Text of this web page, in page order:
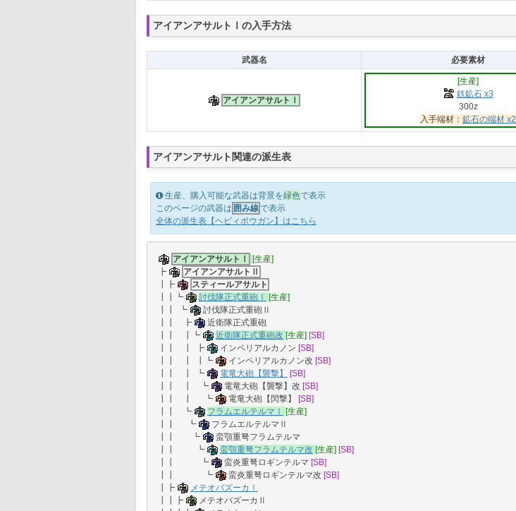
アイアンアサルトⅠの入手方法
武器名 必要素材
アイアンアサルトⅠ
[生産]
鉄鉱石 x3
300z
入手端材： 鉱石の端材 x2
アイアンアサルト関連の派生表
生産、購入可能な武器は背景を緑色で表示
このページの武器は 囲み線で表示
全体の派生表【ヘビィボウガン】はこちら
アイアンアサルトⅠ
[生産]
┣
アイアンアサルトⅡ
┃┣
スティールアサルト
┃┃┗
討伐隊正式重砲Ⅰ
[生産]
┃┃ ┗
討伐隊正式重砲Ⅱ
┃┃ ┣
近衛隊正式重砲
┃┃ ┃┗
近衛隊正式重砲改 [生産] [SB]
┃┃ ┃ ┣
インペリアルカノン [SB]
┃┃ ┃ ┃┗
インペリアルカノン改 [SB]
┃┃ ┃ ┗
電竜大砲【襲撃】
[SB]
┃┃ ┃ ┗
電竜大砲【襲撃】改 [SB]
┃┃ ┃ ┗
電竜大砲【閃撃】
[SB]
┃┃ ┗
フラムエルテルマⅠ
[生産]
┃┃ ┗
フラムエルテルマⅡ
┃┃ ┗
蛮顎重弩フラムテルマ
┃┃ ┗
蛮顎重弩フラムテルマ改 [生産] [SB]
┃┃ ┗
蛮炎重弩ロギンテルマ [SB]
┃┃ ┗
蛮炎重弩ロギンテルマ改 [SB]
┃┣
メテオバズーカⅠ
┃┃┣
メテオバズーカⅡ